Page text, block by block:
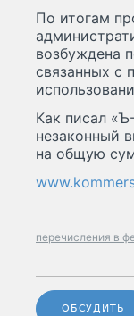
По итогам
возбуждена
связанных с
Как писал
незаконный
на общую
перечисления в
ОБСУДИТЬ